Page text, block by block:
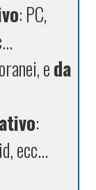
: PC,
eda
:
ecc...